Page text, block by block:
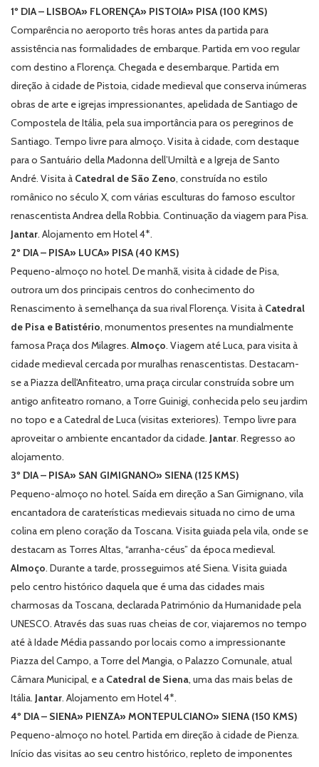
1º DIA – LISBOA» FLORENÇA» PISTOIA» PISA (100 KMS)
Comparência no aeroporto três horas antes da partida para
assistência nas formalidades de embarque. Partida em voo regular
com destino a Florença. Chegada e desembarque. Partida em
direção à cidade de Pistoia, cidade medieval que conserva inúmeras
obras de arte e igrejas impressionantes, apelidada de Santiago de
Compostela de Itália, pela sua importância para os peregrinos de
Santiago. Tempo livre para almoço. Visita à cidade, com destaque
para o Santuário della Madonna dell’Umiltà e a Igreja de Santo
André. Visita à Catedral de São Zeno, construída no estilo
românico no século X, com várias esculturas do famoso escultor
renascentista Andrea della Robbia. Continuação da viagem para Pisa.
Jantar. Alojamento em Hotel 4*.
2º DIA – PISA» LUCA» PISA (40 KMS)
Pequeno-almoço no hotel. De manhã, visita à cidade de Pisa,
outrora um dos principais centros do conhecimento do
Renascimento à semelhança da sua rival Florença. Visita à Catedral
de Pisa e Batistério, monumentos presentes na mundialmente
famosa Praça dos Milagres.Almoço. Viagem até Luca, para visita à
cidade medieval cercada por muralhas renascentistas. Destacam-
se aPiazza dell'Anfiteatro, uma praça circular construída sobre um
antigo anfiteatro romano, a TorreGuinigi, conhecida pelo seu jardim
no topo e a Catedral de Luca (visitas exteriores). Tempo livre para
aproveitar o ambiente encantador da cidade. Jantar. Regresso ao
alojamento.
3º DIA – PISA» SAN GIMIGNANO» SIENA (125 KMS)
Pequeno-almoço no hotel. Saída em direção a San Gimignano, vila
encantadora de caraterísticas medievais situada no cimo de uma
colina em pleno coração da Toscana. Visita guiada pela vila, onde se
destacam as Torres Altas, “arranha-céus” da época medieval.
Almoço. Durante a tarde, prosseguimos até Siena. Visita guiada
pelo centro histórico daquela que é uma das cidades mais
charmosas da Toscana, declarada Património da Humanidade pela
UNESCO. Através das suas ruas cheias de cor, viajaremos no tempo
até à Idade Média passando por locais como a impressionante
Piazza del Campo, a Torredel Mangia, o Palazzo Comunale, atual
Câmara Municipal, e a Catedral de Siena, uma das mais belas de
Itália. Jantar. Alojamento em Hotel 4*.
4º DIA – SIENA» PIENZA» MONTEPULCIANO» SIENA (150 KMS)
Pequeno-almoço no hotel. Partida em direção à cidade de Pienza.
Início das visitas ao seu centro histórico, repleto de imponentes